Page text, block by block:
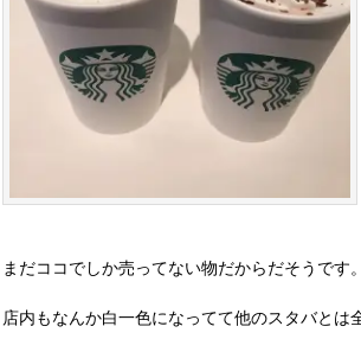
まだココでしか売ってない物だからだそうです
店内もなんか白一色になってて他のスタバとは